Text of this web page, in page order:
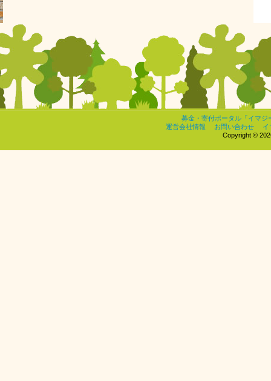
募金・寄付ポータル「イマジ
運営会社情報
お問い合わせ
イ
Copyright ©